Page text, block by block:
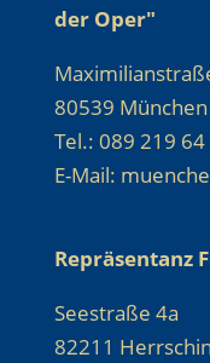
der Oper"
80539 München
Tel.: 089 219 64
E-Mail:
Repräsentanz
Seestraße 4a
82211